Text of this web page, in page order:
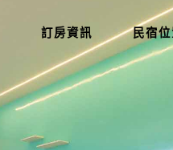
訂房資訊 民宿